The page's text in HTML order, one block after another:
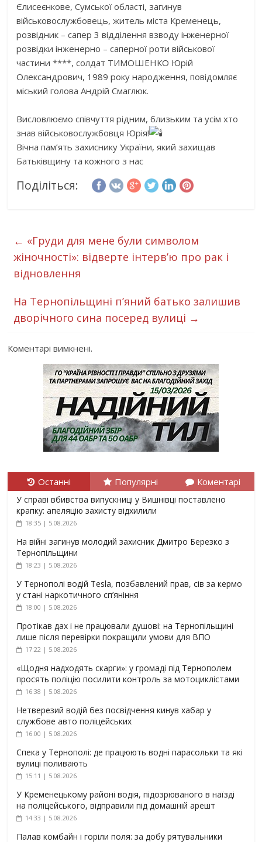
Єлисеєнкове, Сумської області, загинув
військовослужбовець, житель міста Кременець,
розвідник – сапер 3 відділення взводу інженерної
розвідки інженерно – саперної роти військової
частини ****, солдат ТИМОШЕНКО Юрій
Олександрович, 1989 року народження, повідомляє
міський голова Андрій Смаглюк.
Висловлюємо співчуття рідним, близьким та усім хто
знав військовослужбовця Юрія!
Вічна пам’ять захиснику України, який захищав
Батьківщину та кожного з нас
Поділіться:
← «Груди для мене були символом
жіночності»: відверте інтерв’ю про рак і
відновлення
На Тернопільщині п’яний батько залишив
дворічного сина посеред вулиці →
Коментарі вимкнені.
Останні Популярні Коментарі
У справі вбивства випускниці у Вишнівці поставлено
крапку: апеляцію захисту відхилили
18:35 | 5.08.2026
На війні загинув молодий захисник Дмитро Березко з
Тернопільщини
18:23 | 5.08.2026
У Тернополі водій Tesla, позбавлений прав, сів за кермо
у стані наркотичного сп’яніння
18:00 | 5.08.2026
Протікав дах і не працювали душові: на Тернопільщині
лише після перевірки покращили умови для ВПО
17:22 | 5.08.2026
«Щодня надходять скарги»: у громаді під Тернополем
просять поліцію посилити контроль за мотоциклістами
16:38 | 5.08.2026
Нетверезий водій без посвідчення кинув хабар у
службове авто поліцейських
16:00 | 5.08.2026
Спека у Тернополі: де працюють водні парасольки та які
вулиці поливають
15:11 | 5.08.2026
У Кременецькому районі водія, підозрюваного в наїзді
на поліцейського, відправили під домашній арешт
14:33 | 5.08.2026
Палав комбайн і горіли поля: за добу рятувальники